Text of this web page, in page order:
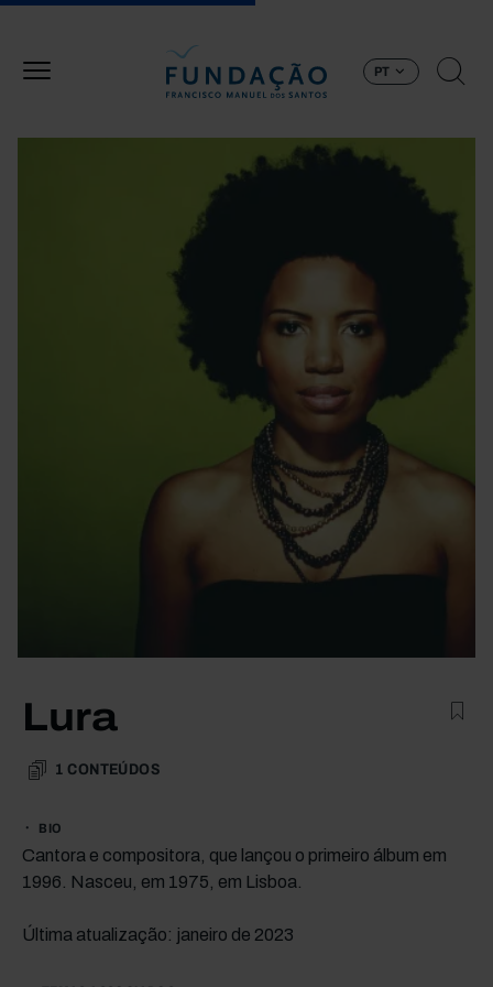
PT
Lura
1 CONTEÚDOS
BIO
Cantora e compositora, que lançou o primeiro álbum em
1996. Nasceu, em 1975, em Lisboa.
Última atualização: janeiro de 2023